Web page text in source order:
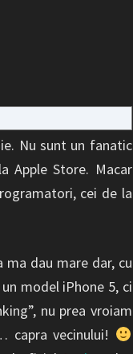
Nu sunt un fanatic
Apple Store. Macar
cei de la
ma dau mare dar, cu
model iPhone 5, ci
nu prea vroiam
vecinului!